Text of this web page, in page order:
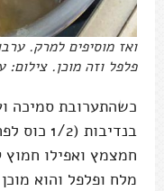
ואז מוסיפים למרק.
פלפל וזה מוכן. צילום:
כשהתערובת סמיכה
בנדיבות
חמצמץ ואפילו
מלח ופלפל והוא